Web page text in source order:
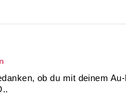
ob du mit deinem